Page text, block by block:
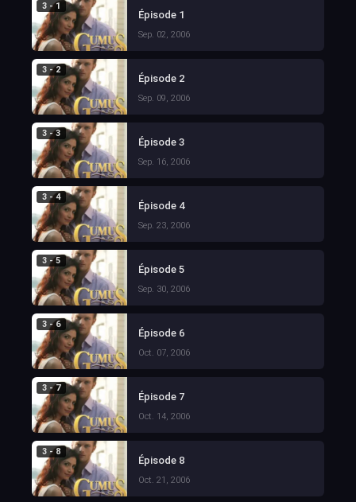
3 - 1
Épisode 1
Sep. 02, 2006
3 - 2
Épisode 2
Sep. 09, 2006
3 - 3
Épisode 3
Sep. 16, 2006
3 - 4
Épisode 4
Sep. 23, 2006
3 - 5
Épisode 5
Sep. 30, 2006
3 - 6
Épisode 6
Oct. 07, 2006
3 - 7
Épisode 7
Oct. 14, 2006
3 - 8
Épisode 8
Oct. 21, 2006